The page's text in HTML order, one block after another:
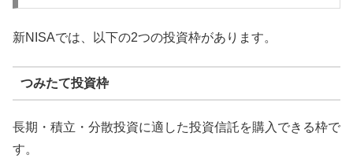
新NISAでは、以下の2つの投資枠があります。
つみたて投資枠
長期・積立・分散投資に適した投資信託を購入できる枠で
す。